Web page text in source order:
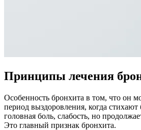
Принципы лечения
Особенность бронхита в том, что он
период выздоровления, когда стихают
головная боль, слабость, но
Это главный признак бронхита.